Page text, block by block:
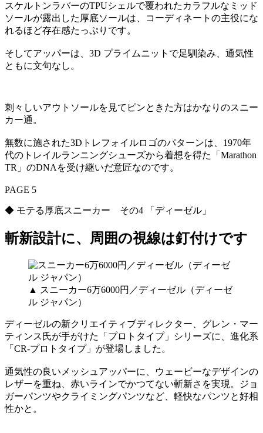
スケルトンラバーのTPUシェルで覆われたカラフルなミッド
ソールが露出した厚底ソールは、コーディネートの主役にな
れるほど存在感たっぷりです。
そしてアッパーは、3D プライムニットで足馴染み、通気性
ともに文句なし。
刺々しいアウトソールを見てピンときた方はかなりのスニー
カー通。
無数に施された3Dトレフォイルロゴのパターンは、1970年
代のトレイルランニングシューズから着想を得た「Marathon
TR」のDNAを受け継いだ意匠なのです。
PAGE 5
◆ モテる厚底スニーカー その4 「ディーゼル」
斬新設計に、周囲の視線は釘付けです
▲ スニーカー6万6000円／ディーゼル（ディーゼ
ル ジャパン）
ディーゼルの新クリエイティブディレクター、グレン・マー
ティンス氏が手がけた「プロトタイプ」シリーズに、進化系
「CR-プロトタイプ」が登場しました。
通気性の良いメッシュアッパーに、ウェービーなデザインの
レザーを重ね、赤いラインでかつてない斬新さを実現。ジョ
ガーパンツやクライミングパンツなど、軽快なパンツと好相
性かと。